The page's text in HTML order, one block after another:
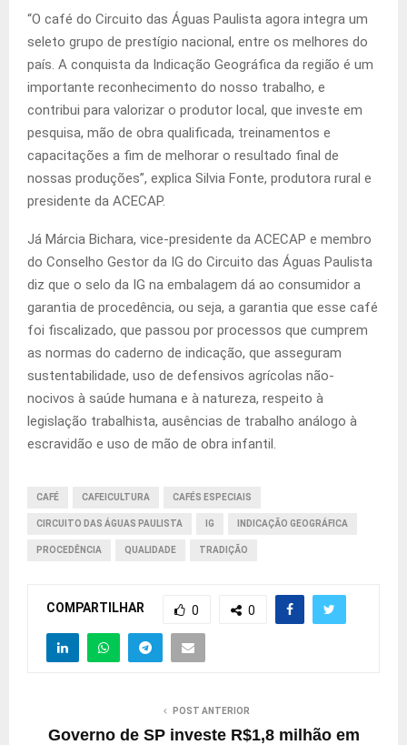
“O café do Circuito das Águas Paulista agora integra um
seleto grupo de prestígio nacional, entre os melhores do
país. A conquista da Indicação Geográfica da região é um
importante reconhecimento do nosso trabalho, e
contribui para valorizar o produtor local, que investe em
pesquisa, mão de obra qualificada, treinamentos e
capacitações a fim de melhorar o resultado final de
nossas produções”, explica Silvia Fonte, produtora rural e
presidente da ACECAP.
Já Márcia Bichara, vice-presidente da ACECAP e membro
do Conselho Gestor da IG do Circuito das Águas Paulista
diz que o selo da IG na embalagem dá ao consumidor a
garantia de procedência, ou seja, a garantia que esse café
foi fiscalizado, que passou por processos que cumprem
as normas do caderno de indicação, que asseguram
sustentabilidade, uso de defensivos agrícolas não-
nocivos à saúde humana e à natureza, respeito à
legislação trabalhista, ausências de trabalho análogo à
escravidão e uso de mão de obra infantil.
CAFÉ CAFEICULTURA CAFÉS ESPECIAIS
CIRCUITO DAS ÁGUAS PAULISTA IG INDICAÇÃO GEOGRÁFICA
PROCEDÊNCIA QUALIDADE TRADIÇÃO
COMPARTILHAR 0 0
POST ANTERIOR
Governo de SP investe R$1,8 milhão em